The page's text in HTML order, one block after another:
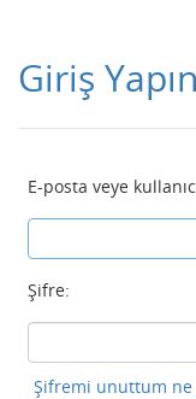
Giriş
E-posta veye
Şifre:
Şifremi unuttum